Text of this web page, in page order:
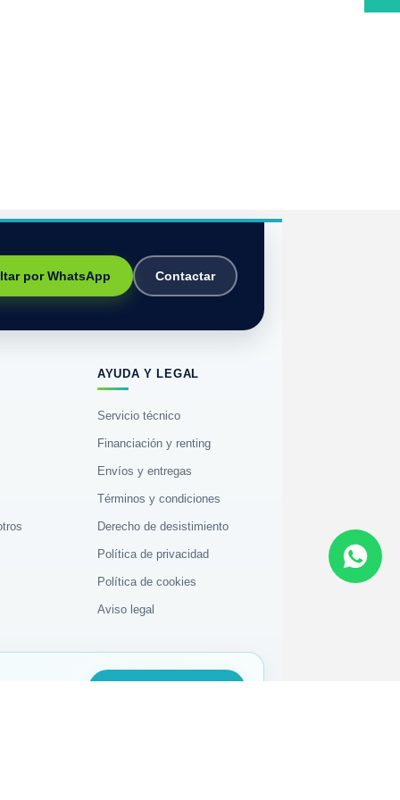
por WhatsApp Contactar
AYUDA Y LEGAL
Servicio técnico
Financiación y renting
Envíos y entregas
Términos y condiciones
Derecho de desistimiento
Política de privacidad
Política de cookies
Aviso legal